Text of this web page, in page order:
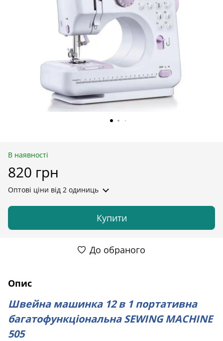
В наявності
820 грн
Оптові ціни від 2 одиниць
Купити
До обраного
Опис
Швейна машинка 12 в 1 портативна
багатофункціональна SEWING MACHINE
505